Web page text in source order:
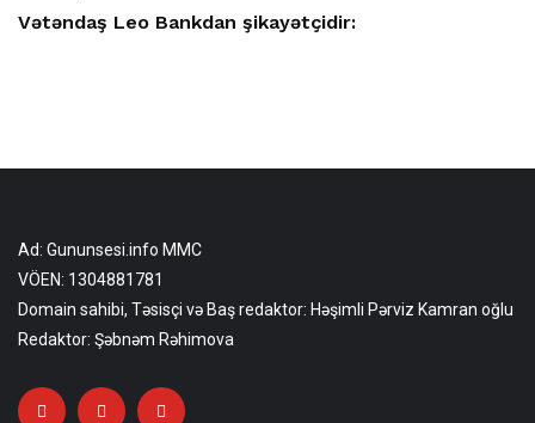
Vətəndaş Leo Bankdan şikayətçidir:
Ad: Gununsesi.info MMC
VÖEN: 1304881781
Domain sahibi, Təsisçi və Baş redaktor: Həşimli Pərviz Kamran oğlu
Redaktor: Şəbnəm Rəhimova